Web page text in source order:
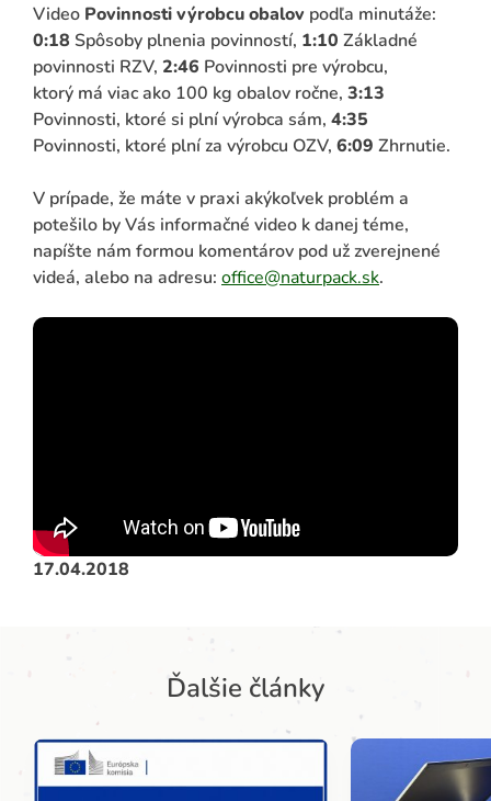
Video Povinnosti výrobcu obalov podľa minutáže:
0:18 Spôsoby plnenia povinností, 1:10 Základné
povinnosti RZV, 2:46 Povinnosti pre výrobcu,
ktorý má viac ako 100 kg obalov ročne, 3:13
Povinnosti, ktoré si plní výrobca sám, 4:35
Povinnosti, ktoré plní za výrobcu OZV, 6:09 Zhrnutie.
V prípade, že máte v praxi akýkoľvek problém a
potešilo by Vás informačné video k danej téme,
napíšte nám formou komentárov pod už zverejnené
videá, alebo na adresu: office@naturpack.sk.
17.04.2018
Ďalšie články